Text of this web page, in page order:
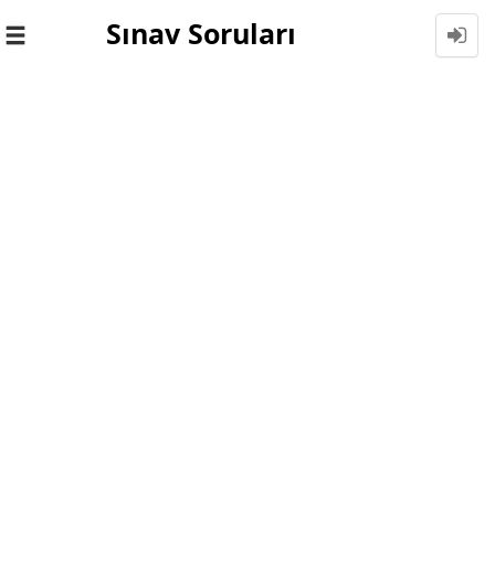
Toggle
Sınav Soruları